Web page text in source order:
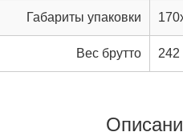
Габариты упаковки
Вес брутто 242